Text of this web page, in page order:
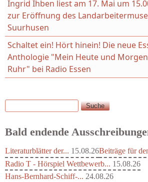
Ingrid Ihben liest am 17. Mai um
zur Eröffnung des
Suurhusen
Schaltet ein! Hört hinein! Die neue
Anthologie "Mein Heute und
Ruhr" bei Radio Essen
Suchformular
Suche
Bald endende
Literaturblätter der... 15.08.26Beiträge für
Radio T - Hörspiel Wettbewerb... 15.08.26
Hans-Bernhard-Schiff-... 24.08.26